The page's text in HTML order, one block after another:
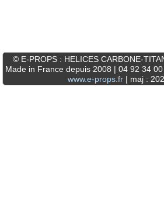
© E-PROPS : HELICES CARBONE-
Made in France depuis 2008 | 04 92 34
www.e-props.fr| maj :